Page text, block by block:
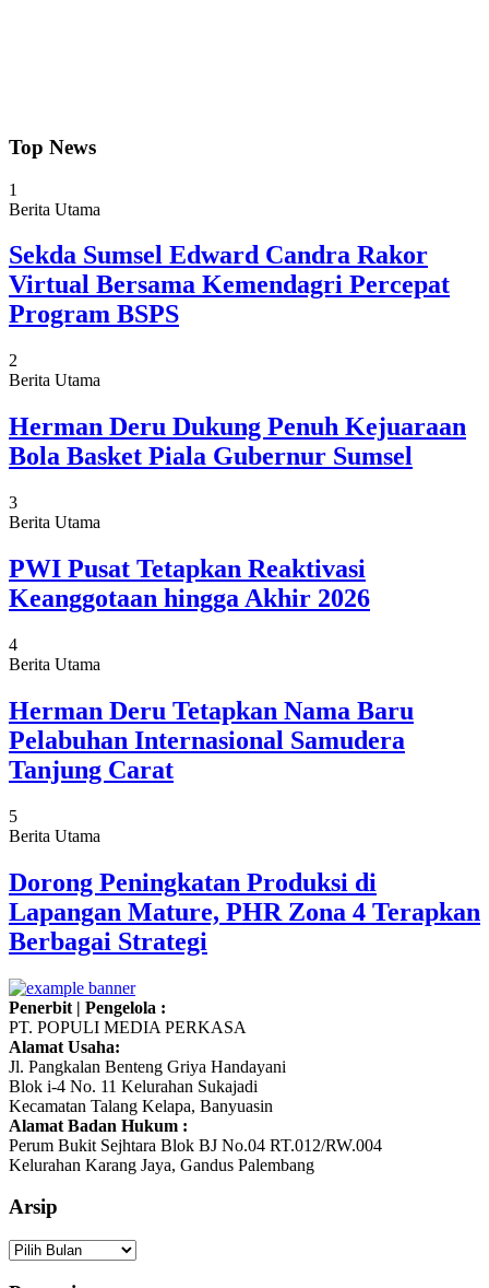
Top News
1
Berita Utama
Sekda Sumsel Edward Candra Rakor
Virtual Bersama Kemendagri Percepat
Program BSPS
2
Berita Utama
Herman Deru Dukung Penuh Kejuaraan
Bola Basket Piala Gubernur Sumsel
3
Berita Utama
PWI Pusat Tetapkan Reaktivasi
Keanggotaan hingga Akhir 2026
4
Berita Utama
Herman Deru Tetapkan Nama Baru
Pelabuhan Internasional Samudera
Tanjung Carat
5
Berita Utama
Dorong Peningkatan Produksi di
Lapangan Mature, PHR Zona 4 Terapkan
Berbagai Strategi
Penerbit | Pengelola :
PT. POPULI MEDIA PERKASA
Alamat Usaha:
Jl. Pangkalan Benteng Griya Handayani
Blok i-4 No. 11 Kelurahan Sukajadi
Kecamatan Talang Kelapa, Banyuasin
Alamat Badan Hukum :
Perum Bukit Sejhtara Blok BJ No.04 RT.012/RW.004
Kelurahan Karang Jaya, Gandus Palembang
Arsip
Arsip